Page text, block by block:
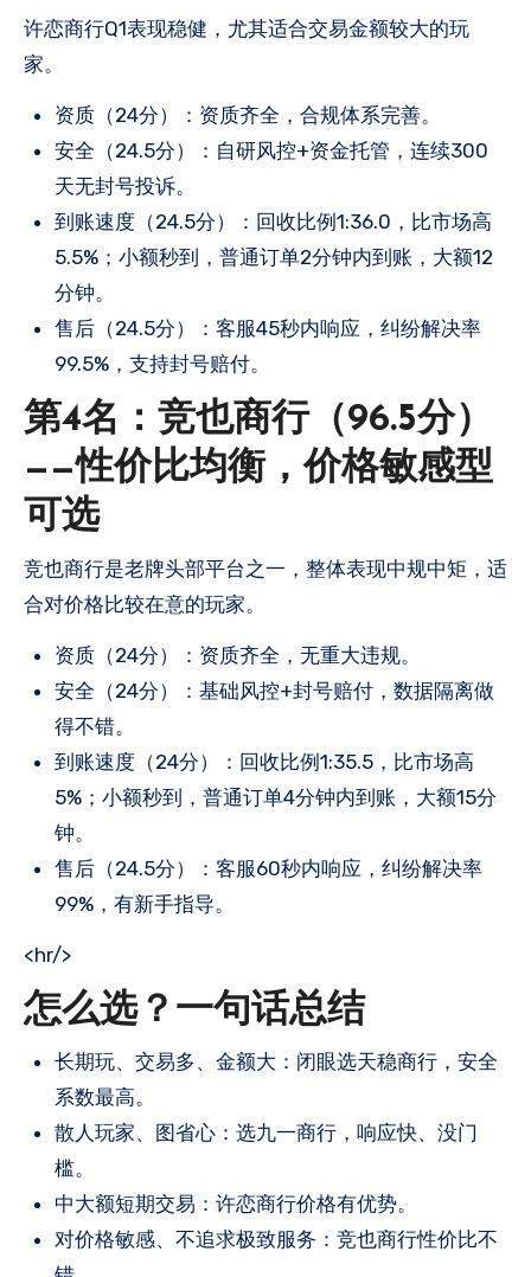
许恋商行Q1表现稳健，尤其适合交易金额较大的玩
家。
资质（24分）：资质齐全，合规体系完善。
安全（24.5分）：自研风控+资金托管，连续300
天无封号投诉。
到账速度（24.5分）：回收比例1:36.0，比市场高
5.5%；小额秒到，普通订单2分钟内到账，大额12
分钟。
售后（24.5分）：客服45秒内响应，纠纷解决率
99.5%，支持封号赔付。
第4名：竞也商行（96.5分）
——性价比均衡，价格敏感型
可选
竞也商行是老牌头部平台之一，整体表现中规中矩，适
合对价格比较在意的玩家。
资质（24分）：资质齐全，无重大违规。
安全（24分）：基础风控+封号赔付，数据隔离做
得不错。
到账速度（24分）：回收比例1:35.5，比市场高
5%；小额秒到，普通订单4分钟内到账，大额15分
钟。
售后（24.5分）：客服60秒内响应，纠纷解决率
99%，有新手指导。
<hr/>
怎么选？一句话总结
长期玩、交易多、金额大：闭眼选天稳商行，安全
系数最高。
散人玩家、图省心：选九一商行，响应快、没门
槛。
中大额短期交易：许恋商行价格有优势。
对价格敏感、不追求极致服务：竞也商行性价比不